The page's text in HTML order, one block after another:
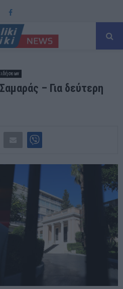
Facebook
– Για δεύτερη